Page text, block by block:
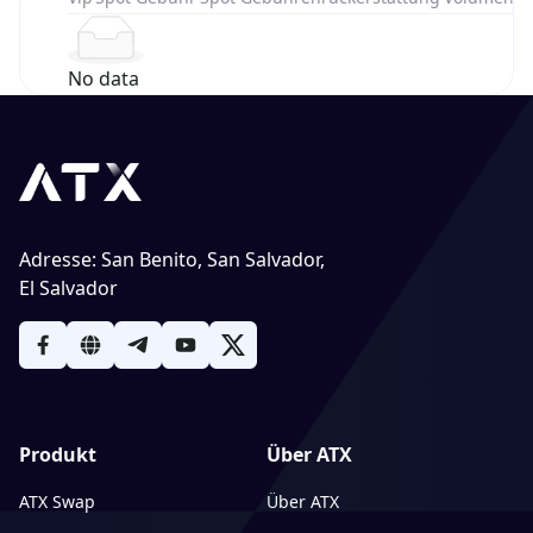
No data
Produkt
ATX Swap
Über ATX
Über ATX
Adresse: San Benito, San Salvador,
El Salvador